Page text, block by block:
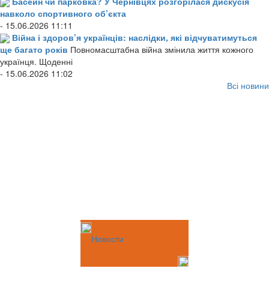
навколо спортивного об’єкта
- 15.06.2026 11:11
Війна і здоров’я українців: наслідки, які відчуватимуться
ще багато років Повномасштабна війна змінила життя кожного
українця. Щоденні
- 15.06.2026 11:02
Всі новини
Новости